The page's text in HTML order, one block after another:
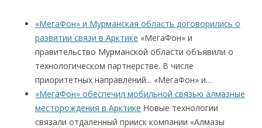
«МегаФон» и Мурманская область договорились о
развитии связи в Арктике «МегаФон» и
правительство Мурманской области объявили о
технологическом партнерстве. В числе
приоритетных направлений... «МегаФон» и…
«МегаФон» обеспечил мобильной связью алмазные
месторождения в Арктике Новые технологии
связали отдаленный прииск компании «Алмазы